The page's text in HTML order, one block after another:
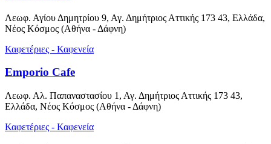
Λεωφ. Αγίου Δημητρίου 9, Αγ. Δημήτριος Αττικής 173 43, Ελλάδα,
Νέος Κόσμος (Αθήνα - Δάφνη)
Καφετέριες - Καφενεία
Emporio Cafe
Λεωφ. Αλ. Παπαναστασίου 1, Αγ. Δημήτριος Αττικής 173 43,
Ελλάδα, Νέος Κόσμος (Αθήνα - Δάφνη)
Καφετέριες - Καφενεία